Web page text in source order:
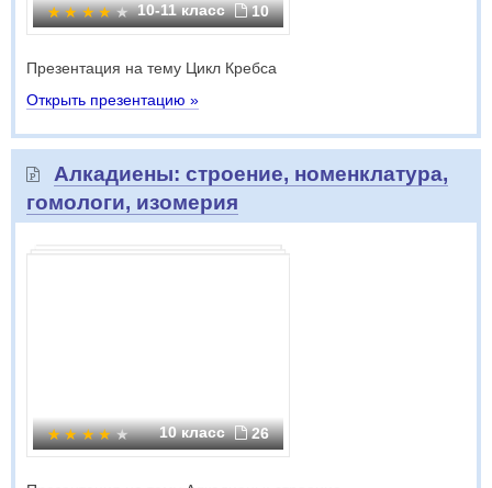
10-11 класс 10
Презентация на тему Цикл Кребса
Открыть презентацию »
Алкадиены: строение, номенклатура,
гомологи, изомерия
10 класс 26